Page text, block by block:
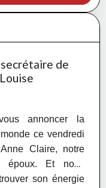
de
annoncer la
ce vendredi
Claire, notre
Et nous
son énergie